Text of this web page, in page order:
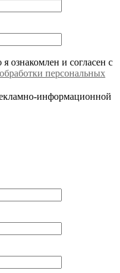
ознакомлен и согласен с
персональных
информационной